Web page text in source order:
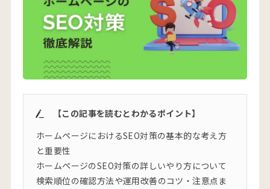
【この記事を読むとわかるポイント】
ホームページにおけるSEO対策の基本的な考え方
と重要性
ホームページのSEO対策の詳しいやり方について
検索順位の確認方法や運用改善のコツ・注意点ま